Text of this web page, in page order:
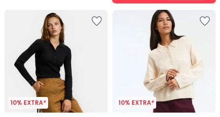
10% EXTRA* 10% EXTRA*